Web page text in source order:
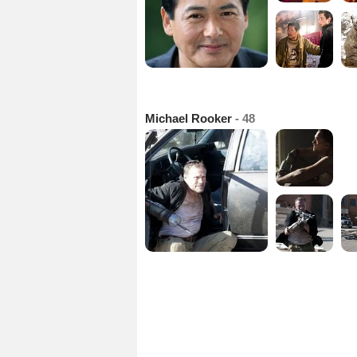
Michael Rooker - 48